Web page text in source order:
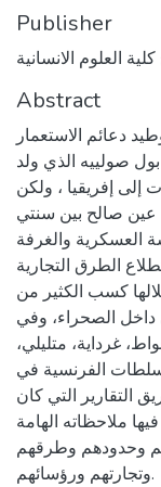
Publisher
العلوم الانسانية
Abstract
دعائم الاستعمار
صولييه الذي ولد
بعدة رحلات إلى إفريقيا ، ولكن
عين صالح بين سنتي
العسكرية والغرفة
الطرق التجارية
كسب الكثير من
الصحراء، وفي
غرداية، متليلي،
الفرنسية في
التقارير التي كان
ملاحظاته الهامة
وحدودهم وطرقهم
وتجارتهم ورؤسائهم.